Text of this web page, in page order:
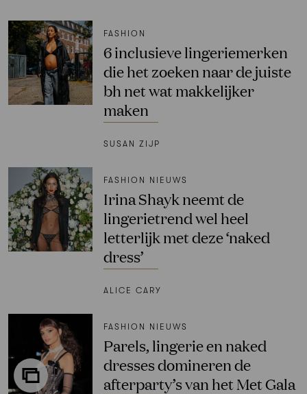
FASHION
6 inclusieve lingeriemerken
die het zoeken naar de juiste
bh net wat makkelijker
maken
SUSAN ZIJP
FASHION NIEUWS
Irina Shayk neemt de
lingerietrend wel heel
letterlijk met deze ‘naked
dress’
ALICE CARY
FASHION NIEUWS
Parels, lingerie en naked
dresses domineren de
afterparty’s van het Met Gala